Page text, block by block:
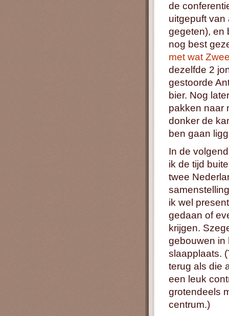
de
uitgepuft van
gegeten), en
nog best
met wat
dezelfde 2
gestoorde
bier. Nog
pakken naar
donker de
ben gaan
In de
ik de tijd
twee
ik wel
gedaan of
krijgen.
gebouwen in
slaapplaats.
terug als die
een leuk
grotendeels
centrum.)